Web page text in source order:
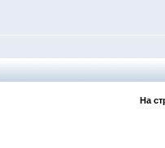
На